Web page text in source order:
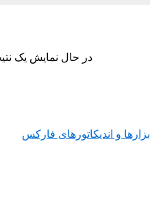
در حال نمایش یک